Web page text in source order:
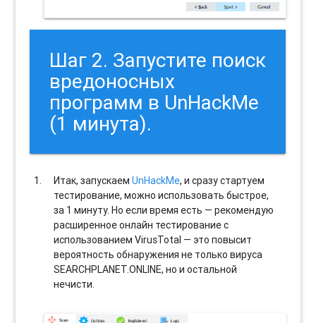
Шаг 2. Запустите поиск
вредоносных
программ в UnHackMe
(1 минута).
Итак, запускаемUnHackMe, и сразу стартуем
тестирование, можно использовать быстрое,
за 1 минуту. Но если время есть — рекомендую
расширенное онлайн тестирование с
использованием VirusTotal — это повысит
вероятность обнаружения не только вируса
SEARCHPLANET.ONLINE, но и остальной
нечисти.